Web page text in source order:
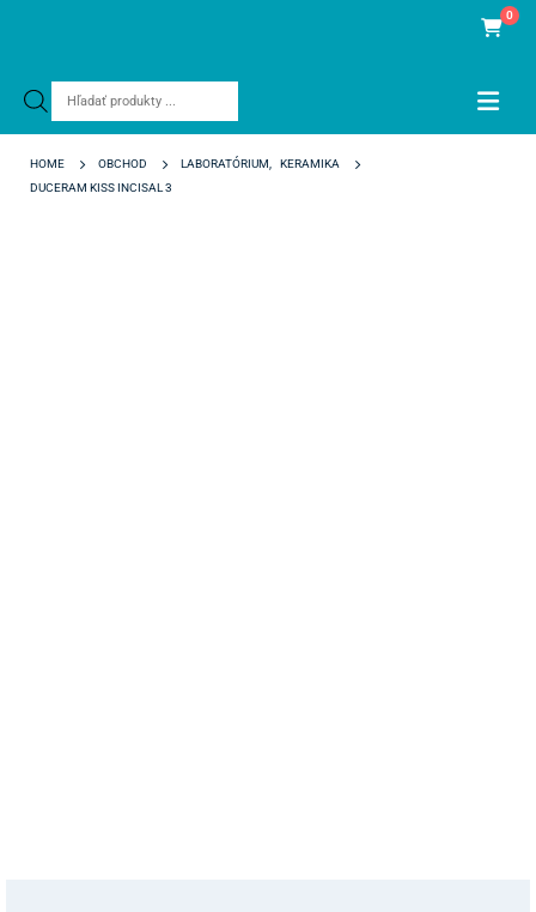
Products
0
HOME OBCHOD LABORATÓRIUM
KERAMIKA
DUCERAM KISS INCISAL 3